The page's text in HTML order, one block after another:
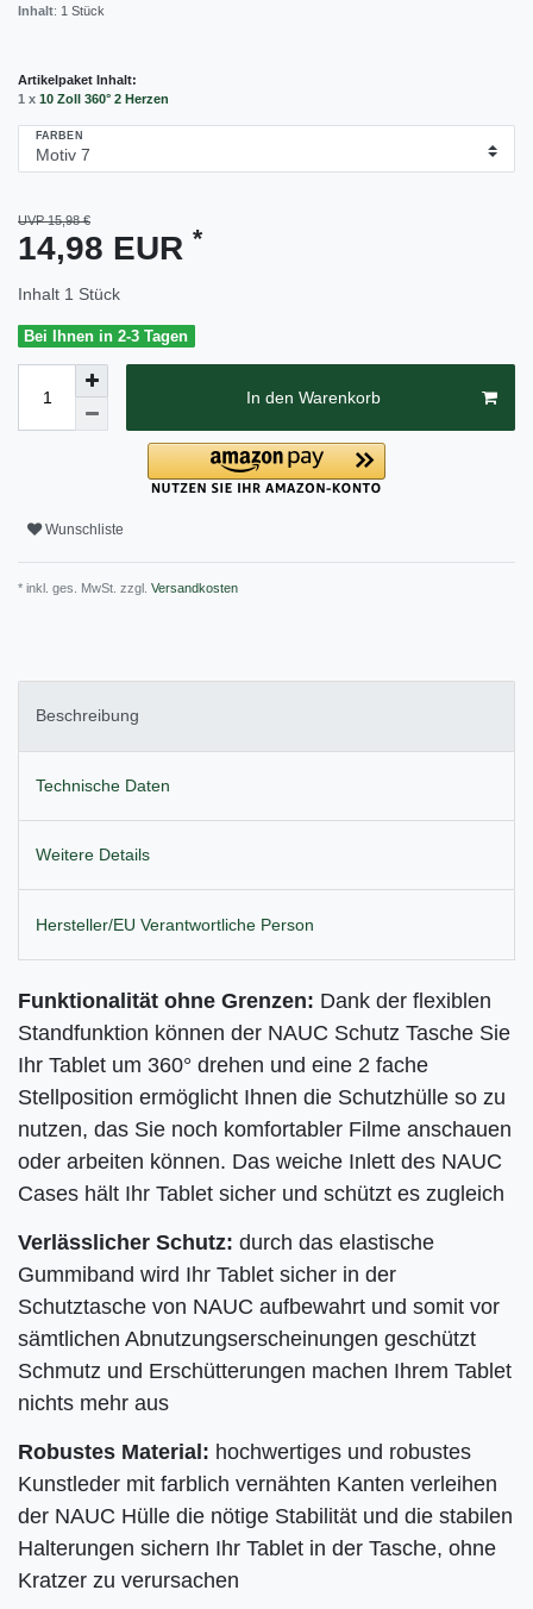
Inhalt: 1 Stück
Artikelpaket Inhalt:
1 x 10 Zoll 360° 2 Herzen
FARBEN
UVP 15,98 €
14,98 EUR *
Inhalt 1 Stück
Bei Ihnen in 2-3 Tagen
In den Warenkorb
Wunschliste
* inkl. ges. MwSt. zzgl. Versandkosten
Beschreibung
Technische Daten
Weitere Details
Hersteller/EU Verantwortliche Person
Funktionalität ohne Grenzen: Dank der flexiblen
Standfunktion können der NAUC Schutz Tasche Sie
Ihr Tablet um 360° drehen und eine 2 fache
Stellposition ermöglicht Ihnen die Schutzhülle so zu
nutzen, das Sie noch komfortabler Filme anschauen
oder arbeiten können. Das weiche Inlett des NAUC
Cases hält Ihr Tablet sicher und schützt es zugleich
Verlässlicher Schutz: durch das elastische
Gummiband wird Ihr Tablet sicher in der
Schutztasche von NAUC aufbewahrt und somit vor
sämtlichen Abnutzungserscheinungen geschützt
Schmutz und Erschütterungen machen Ihrem Tablet
nichts mehr aus
Robustes Material: hochwertiges und robustes
Kunstleder mit farblich vernähten Kanten verleihen
der NAUC Hülle die nötige Stabilität und die stabilen
Halterungen sichern Ihr Tablet in der Tasche, ohne
Kratzer zu verursachen